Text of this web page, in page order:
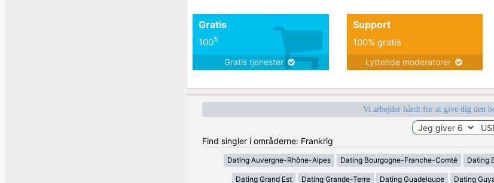
Gratis
100%
Gratis tjenester
Support
100% gratis
Lyttende moderatorer
Vi arbejder hårdt for at give dig den
Find singler i områderne: Frankrig
Dating Auvergne-Rhône-Alpes Dating Bourgogne-Franche-Comté Dating
Dating Grand Est Dating Grande-Terre Dating Guadeloupe Dating